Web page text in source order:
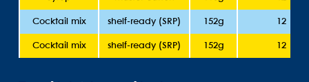
Cocktail mix shelf-ready (SRP) 152g 12
Cocktail mix shelf-ready (SRP) 152g 12